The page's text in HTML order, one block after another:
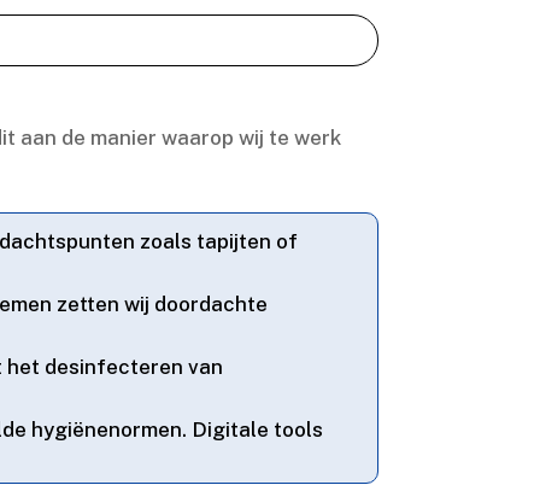
aan de manier waarop wij te werk
zoals tapijten of
zetten wij doordachte
het desinfecteren van
hygiënenormen.​ Digitale tools